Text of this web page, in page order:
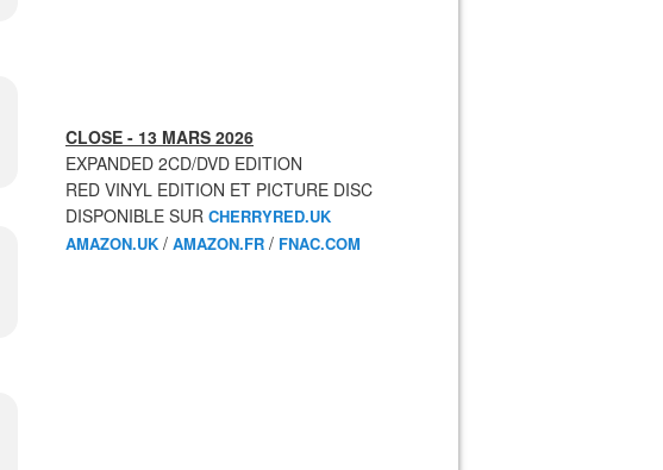
CLOSE - 13 MARS 2026
EXPANDED 2CD/DVD EDITION
RED VINYL EDITION ET PICTURE DISC
DISPONIBLE SUR CHERRYRED.UK
AMAZON.UK / AMAZON.FR / FNAC.COM